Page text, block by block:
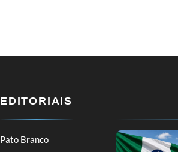
EDITORIAIS
Pato Branco